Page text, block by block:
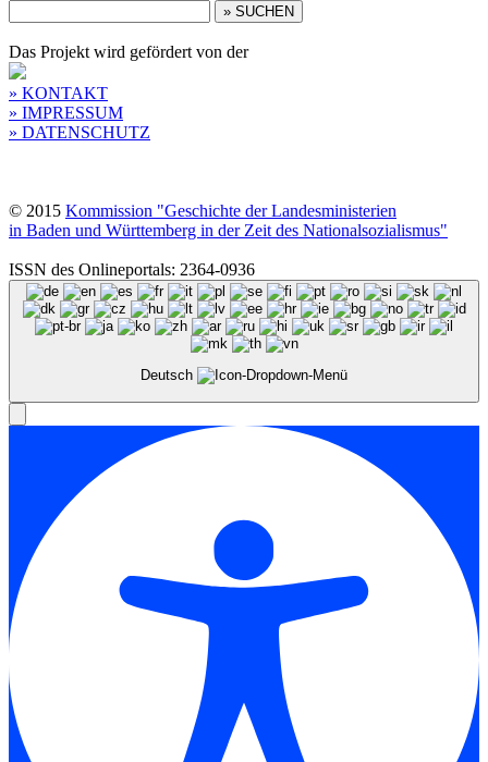
Das Projekt wird gefördert von der
» KONTAKT
» IMPRESSUM
» DATENSCHUTZ
© 2015 Kommission "Geschichte der Landesministerien
in Baden und Württemberg in der Zeit des Nationalsozialismus"
ISSN des Onlineportals: 2364-0936
Deutsch